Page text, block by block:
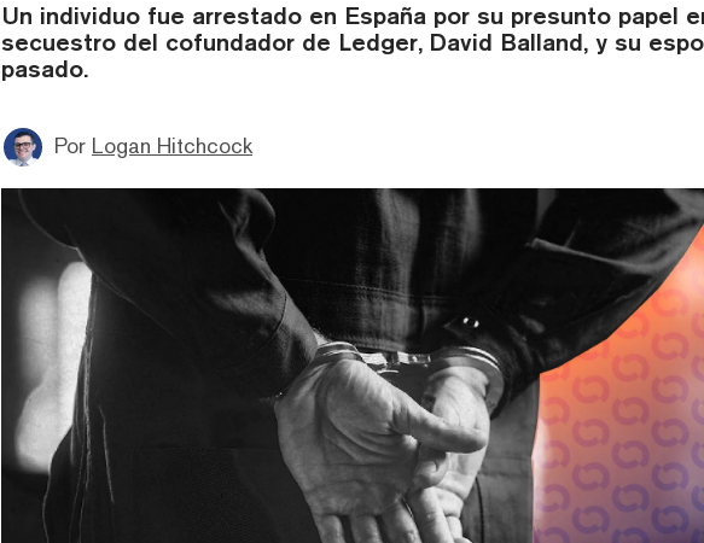
Un individuo fue arrestado en España por su presunto papel
secuestro del cofundador de Ledger, David Balland, y su
pasado.
Por Logan Hitchcock